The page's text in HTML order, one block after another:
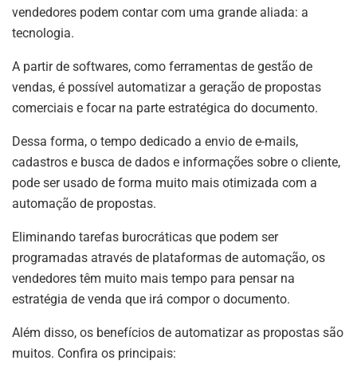
vendedores podem contar com uma grande aliada: a
tecnologia.
A partir de softwares, como ferramentas de gestão de
vendas, é possível automatizar a geração de propostas
comerciais e focar na parte estratégica do documento.
Dessa forma, o tempo dedicado a envio de e-mails,
cadastros e busca de dados e informações sobre o cliente,
pode ser usado de forma muito mais otimizada com a
automação de propostas.
Eliminando tarefas burocráticas que podem ser
programadas através de plataformas de automação, os
vendedores têm muito mais tempo para pensar na
estratégia de venda que irá compor o documento.
Além disso, os benefícios de automatizar as propostas são
muitos. Confira os principais: